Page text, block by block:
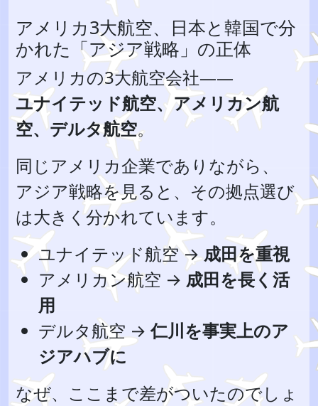
アメリカ3大航空、日本と韓国で分
かれた「アジア戦略」の正体
アメリカの3大航空会社――
ユナイテッド航空、アメリカン航
空、デルタ航空。
同じアメリカ企業でありながら、
アジア戦略を見ると、その拠点選び
は大きく分かれています。
ユナイテッド航空 → 成田を重視
アメリカン航空 → 成田を長く活
用
デルタ航空 →仁川を事実上のア
ジアハブに
なぜ、ここまで差がついたのでしょ